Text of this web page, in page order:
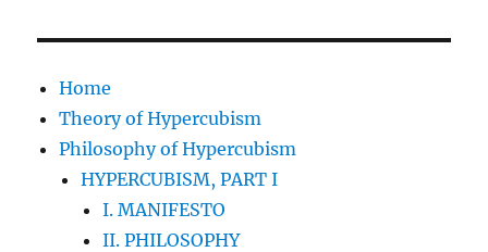
Home
Theory of Hypercubism
Philosophy of Hypercubism
HYPERCUBISM, PART I
I. MANIFESTO
II. PHILOSOPHY